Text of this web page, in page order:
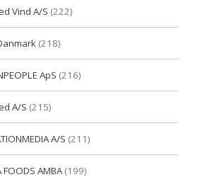
Vind A/S (222)
(218)
ApS (216)
A/S (215)
A/S (211)
FOODS AMBA(199)